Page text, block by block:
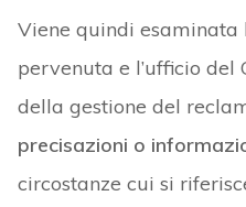
Viene quindi esaminata
pervenuta e l’ufficio del
della gestione del
precisazioni o
circostanze cui si